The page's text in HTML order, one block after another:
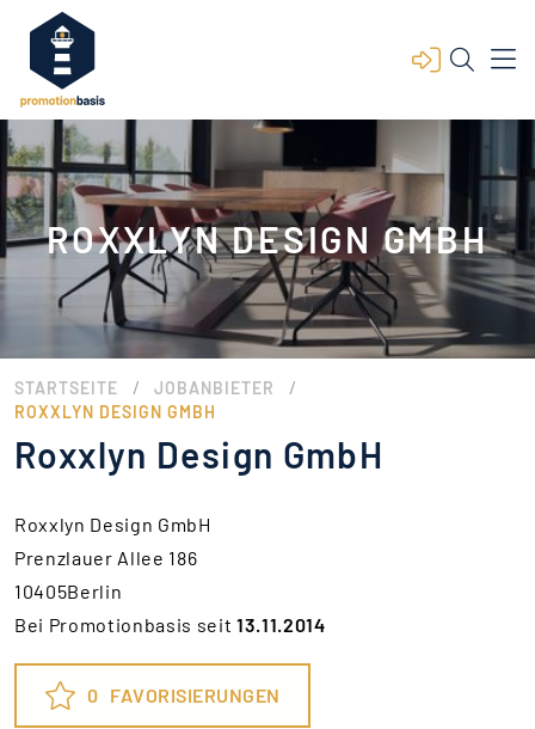
ROXXLYN DESIGN GMBH
STARTSEITE / JOBANBIETER /
ROXXLYN DESIGN GMBH
Roxxlyn Design GmbH
Roxxlyn Design GmbH
Prenzlauer Allee 186
10405Berlin
Bei Promotionbasis seit13.11.2014
0 FAVORISIERUNGEN